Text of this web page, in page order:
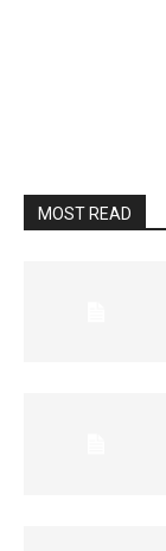
문화
MOST READ